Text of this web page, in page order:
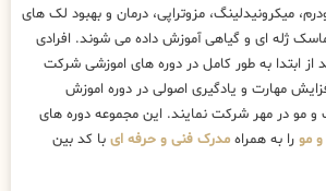
میکرونیدلینگ، مزوتراپی، درمان و بهبود لک های
ژله ای و گیاهی آموزش داده می شوند. افرادی
از ابتدا به طور کامل در دوره های اموزشی شرکت
مهارت و یادگیری اصولی در دوره اموزش
در مهر شرکت نمایند. این مجموعه دوره های
مو را به همراه مدرک فنی و حرفه ای با کد بین